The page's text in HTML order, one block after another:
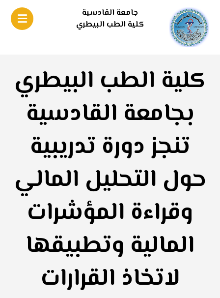
جامعة القادسية
كلية الطب البيطري
كلية الطب البيطري
بجامعة القادسية
تنجز دورة تدريبية
حول التحليل المالي
وقراءة المؤشرات
المالية وتطبيقها
لاتخاذ القرارات